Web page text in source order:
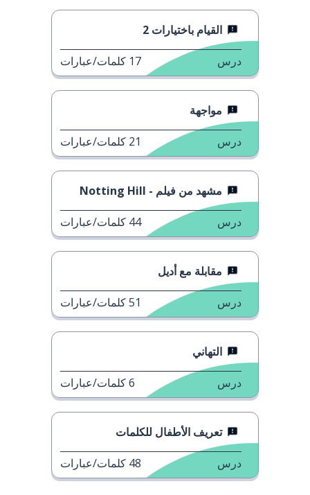
القيام باختيارات 2
درس 17 كلمات/عبارات
مواجهة
درس 21 كلمات/عبارات
مشهد من فيلم - Notting Hill
درس 44 كلمات/عبارات
مقابلة مع أديل
درس 51كلمات/عبارات
التهاني
درس 6كلمات/عبارات
تعريف الأطفال للكلمات
درس 48 كلمات/عبارات